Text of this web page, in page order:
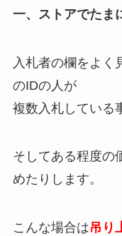
一、ストアでたま
入札者の欄をよく
のIDの人が
複数入札している
そしてある程度の
めたりします。
こんな場合は吊り